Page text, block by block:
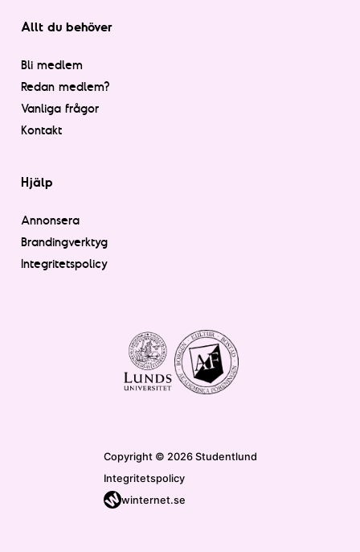
Allt du behöver
Bli medlem
Redan medlem?
Vanliga frågor
Kontakt
Hjälp
Annonsera
Brandingverktyg
Integritetspolicy
Copyright © 2026 Studentlund
Integritetspolicy
winternet.se